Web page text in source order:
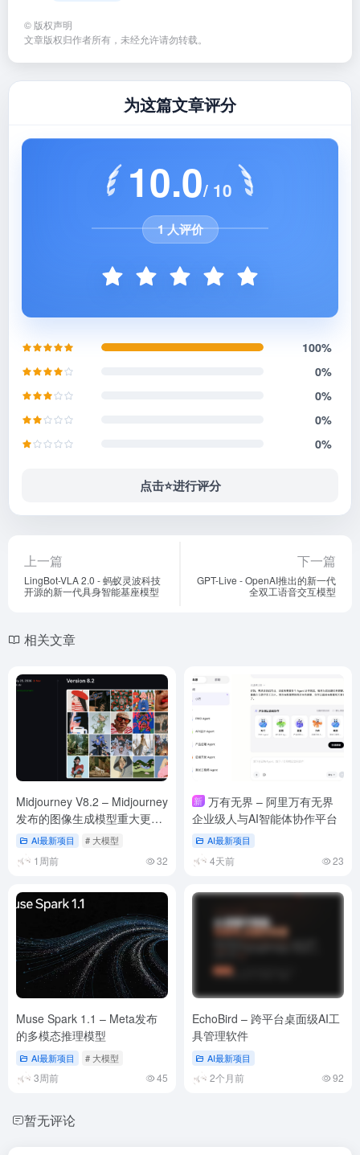
© 版权声明
文章版权归作者所有，未经允许请勿转载。
为这篇文章评分
10.0/ 10
1 人评价
100%
0%
0%
0%
0%
点击⭐️进行评分
上一篇
LingBot-VLA 2.0 - 蚂蚁灵波科技
开源的新一代具身智能基座模型
下一篇
GPT-Live - OpenAI推出的新一代
全双工语音交互模型
相关文章
Midjourney V8.2 – Midjourney
发布的图像生成模型重大更新
版本AI最新项目 # 大模型
1周前 32
新 万有无界 – 阿里万有无界
企业级人与AI智能体协作平台
AI最新项目
4天前 23
Muse Spark 1.1 – Meta发布
的多模态推理模型
AI最新项目 # 大模型
3周前 45
EchoBird – 跨平台桌面级AI工
具管理软件
AI最新项目
2个月前 92
暂无评论